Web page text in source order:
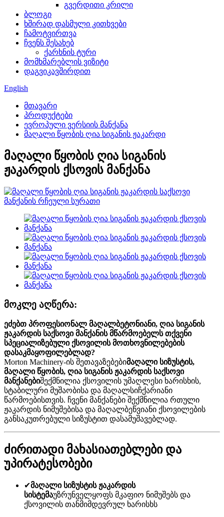
გვერდითი კრილი
ბლოგი
ხშირად დასმული კითხვები
ჩამოტვირთვა
ჩვენს შესახებ
ქარხნის ტური
მომხმარებლის ვიზიტი
დაგვიკავშირდით
English
მთავარი
პროდუქტები
ევროპული ვერსიის მანქანა
მაღალი წყობის ღია სიგანის ჟაკარდი
მაღალი წყობის ღია სიგანის
ჟაკარდის ქსოვის მანქანა
მოკლე აღწერა:
ეძებთ პროფესიონალ მაღალბეტონიანი, ღია სიგანის
ჟაკარდის საქსოვი მანქანის მწარმოებელს თქვენი
სპეციალიზებული ქსოვილის მოთხოვნილებების
დასაკმაყოფილებლად?
Morton Machinery-ის შეთავაზებებიმაღალი სიზუსტის,
მაღალი წყობის, ღია სიგანის ჟაკარდის საქსოვი
მანქანებიშექმნილია ქსოვილის უმაღლესი ხარისხის,
სტაბილური მუშაობისა და მაღალსიჩქარიანი
წარმოებისთვის. ჩვენი მანქანები შექმნილია რთული
ჟაკარდის ნიმუშებისა და მაღალბეწვიანი ქსოვილების
განსაკუთრებული სიზუსტით დასამუშავებლად.
ძირითადი მახასიათებლები და
უპირატესობები
✔მაღალი სიზუსტის ჟაკარდის
სისტემაუზრუნველყოფს მკაფიო ნიმუშებს და
ქსოვილის თანმიმდევრულ ხარისხს